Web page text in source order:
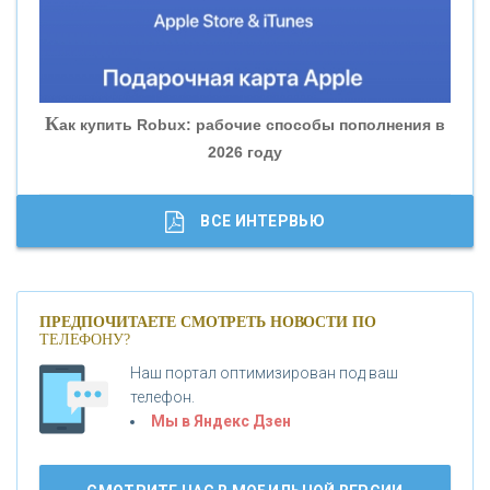
«БАНК ГЛОБЭКС»
«СОВКОМБАНК»
«ГАЗПРОМБАНК»
«МОСКОВСКИЙ КРЕДИТНЫЙ БАНК»
«БАНК ВОЗРОЖДЕНИЕ»
АО «КРЕДИТ ЕВРОПА БАНК»
Как купить Robux: рабочие способы пополнения в
2026 году
Банки.ру обновил логотип впервые за 19 лет -
ВСЕ ИНТЕРВЬЮ
ПРЕДПОЧИТАЕТЕ СМОТРЕТЬ НОВОСТИ ПО
ТЕЛЕФОНУ?
Наш портал оптимизирован под ваш
телефон.
Мы в Яндекс Дзен